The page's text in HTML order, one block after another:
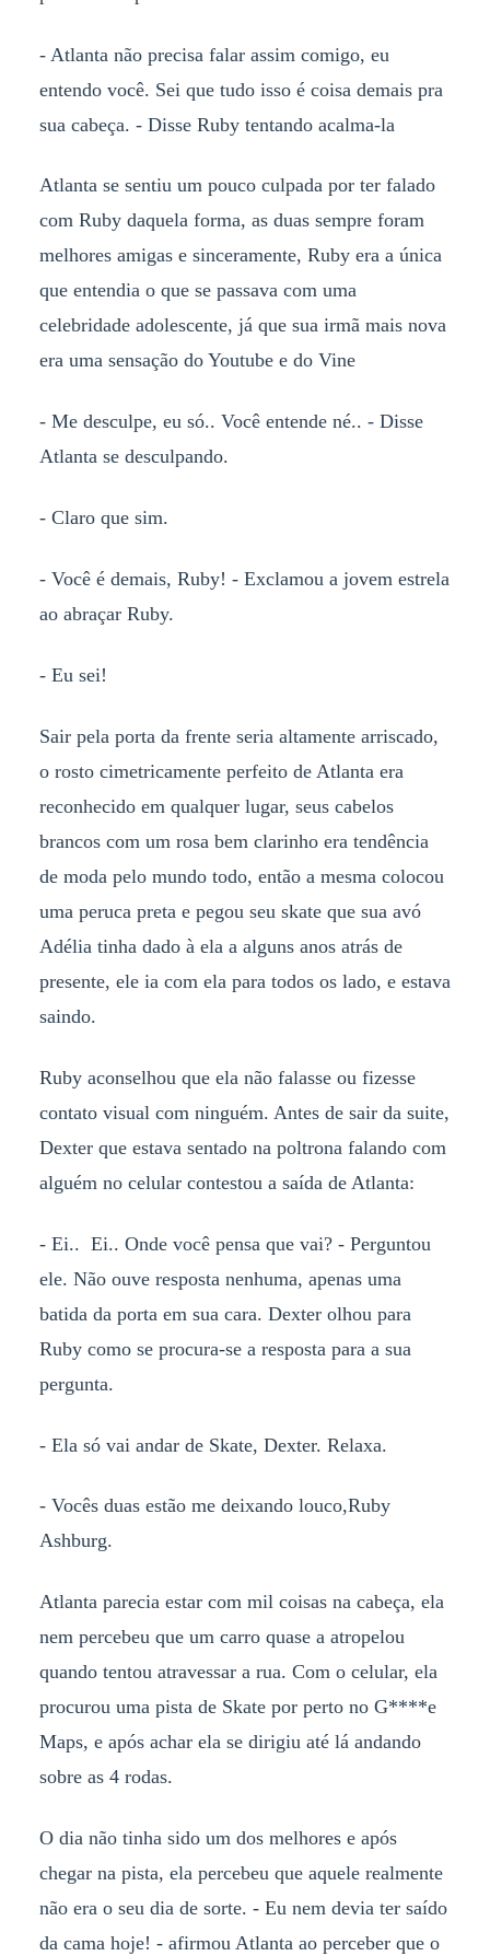
- Atlanta não precisa falar assim comigo, eu
entendo você. Sei que tudo isso é coisa demais pra
sua cabeça. - Disse Ruby tentando acalma-la
Atlanta se sentiu um pouco culpada por ter falado
com Ruby daquela forma, as duas sempre foram
melhores amigas e sinceramente, Ruby era a única
que entendia o que se passava com uma
celebridade adolescente, já que sua irmã mais nova
era uma sensação do Youtube e do Vine
- Me desculpe, eu só.. Você entende né.. - Disse
Atlanta se desculpando.
- Claro que sim.
- Você é demais, Ruby! - Exclamou a jovem estrela
ao abraçar Ruby.
- Eu sei!
Sair pela porta da frente seria altamente arriscado,
o rosto cimetricamente perfeito de Atlanta era
reconhecido em qualquer lugar, seus cabelos
brancos com um rosa bem clarinho era tendência
de moda pelo mundo todo, então a mesma colocou
uma peruca preta e pegou seu skate que sua avó
Adélia tinha dado à ela a alguns anos atrás de
presente, ele ia com ela para todos os lado, e estava
saindo.
Ruby aconselhou que ela não falasse ou fizesse
contato visual com ninguém. Antes de sair da suite,
Dexter que estava sentado na poltrona falando com
alguém no celular contestou a saída de Atlanta:
- Ei.. Ei.. Onde você pensa que vai? - Perguntou
ele. Não ouve resposta nenhuma, apenas uma
batida da porta em sua cara. Dexter olhou para
Ruby como se procura-se a resposta para a sua
pergunta.
- Ela só vai andar de Skate, Dexter. Relaxa.
- Vocês duas estão me deixando louco,Ruby
Ashburg.
Atlanta parecia estar com mil coisas na cabeça, ela
nem percebeu que um carro quase a atropelou
quando tentou atravessar a rua. Com o celular, ela
procurou uma pista de Skate por perto no G****e
Maps, e após achar ela se dirigiu até lá andando
sobre as 4 rodas.
O dia não tinha sido um dos melhores e após
chegar na pista, ela percebeu que aquele realmente
não era o seu dia de sorte. - Eu nem devia ter saído
da cama hoje! - afirmou Atlanta ao perceber que o